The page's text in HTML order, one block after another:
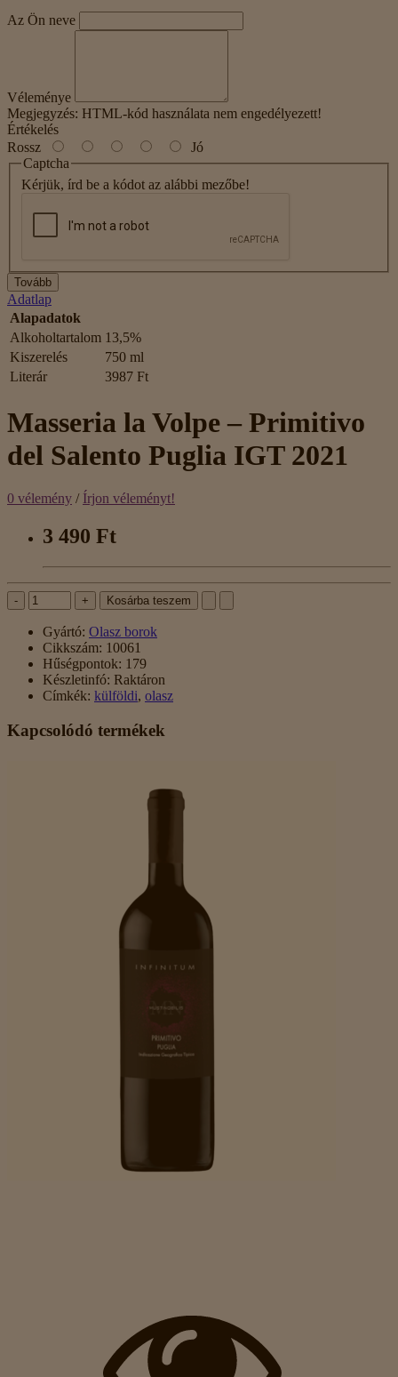
Az Ön neve
Véleménye
Megjegyzés: HTML-kód használata nem engedélyezett!
Értékelés
Rossz
Jó
Captcha
Kérjük, írd be a kódot az alábbi mezőbe!
Tovább
Adatlap
Alapadatok
Alkoholtartalom 13,5%
Kiszerelés
750 ml
Literár
3987 Ft
Masseria la Volpe – Primitivo
del Salento Puglia IGT 2021
0 vélemény / Írjon véleményt!
3 490 Ft
- + Kosárba teszem
Gyártó: Olasz borok
Cikkszám: 10061
Hűségpontok: 179
Készletinfó: Raktáron
Címkék: külföldi, olasz
Kapcsolódó termékek